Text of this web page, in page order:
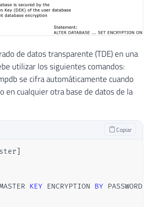
de datos transparente (TDE) en una
utilizar los siguientes comandos:
se cifra automáticamente cuando
en cualquier otra base de datos de la
Copiar
]
KEY ENCRYPTION BY PASSWORD